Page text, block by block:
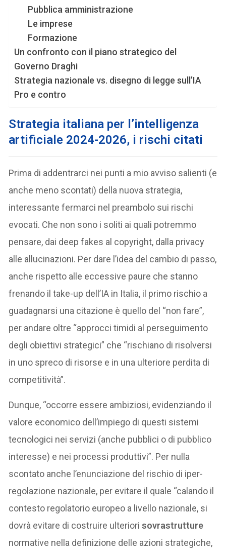
Pubblica amministrazione
Le imprese
Formazione
Un confronto con il piano strategico del
Governo Draghi
Strategia nazionale vs. disegno di legge sull’IA
Pro e contro
Strategia italiana per l’intelligenza
artificiale 2024-2026, i rischi citati
Prima di addentrarci nei punti a mio avviso salienti (e
anche meno scontati) della nuova strategia,
interessante fermarci nel preambolo sui rischi
evocati. Che non sono i soliti ai quali potremmo
pensare, dai deep fakes al copyright, dalla privacy
alle allucinazioni. Per dare l’idea del cambio di passo,
anche rispetto alle eccessive paure che stanno
frenando il take-up dell’IA in Italia, il primo rischio a
guadagnarsi una citazione è quello del “non fare”,
per andare oltre “approcci timidi al perseguimento
degli obiettivi strategici” che “rischiano di risolversi
in uno spreco di risorse e in una ulteriore perdita di
competitività”.
Dunque, “occorre essere ambiziosi, evidenziando il
valore economico dell’impiego di questi sistemi
tecnologici nei servizi (anche pubblici o di pubblico
interesse) e nei processi produttivi”. Per nulla
scontato anche l’enunciazione del rischio di iper-
regolazione nazionale, per evitare il quale “calando il
contesto regolatorio europeo a livello nazionale, si
dovrà evitare di costruire ulteriorisovrastrutture
normative nella definizione delle azioni strategiche,